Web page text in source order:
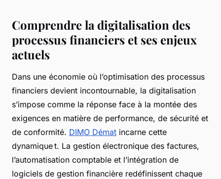
Comprendre la digitalisation des
processus financiers et ses enjeux
actuels
Dans une économie où l’optimisation des processus
financiers devient incontournable, la digitalisation
s’impose comme la réponse face à la montée des
exigences en matière de performance, de sécurité et
de conformité. DIMO Démat incarne cette
dynamique t. La gestion électronique des factures,
l’automatisation comptable et l’intégration de
logiciels de gestion financière redéfinissent chaque